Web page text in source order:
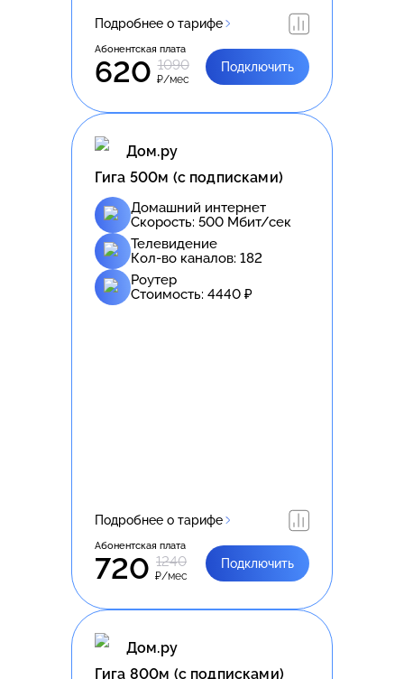
Подробнее о тарифе
Абонентская плата
620 1090
₽/мес
Подключить
Дом.ру
Гига 500м (с подписками)
Домашний интернет
Скорость: 500 Мбит/сек
Телевидение
Кол-во каналов: 182
Роутер
Стоимость: 4440 ₽
Подробнее о тарифе
Абонентская плата
720 1240
₽/мес
Подключить
Дом.ру
Гига 800м (с подписками)